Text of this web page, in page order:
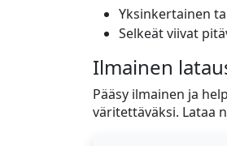
Yksinkertainen
Selkeät viivat
Ilmainen
Pääsy ilmainen ja
väritettäväksi. Lataa